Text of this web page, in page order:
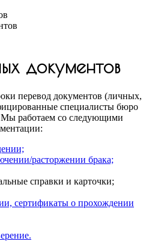
документов
перевод документов (личных,
специалисты бюро
Мы работаем со следующими
расторжении брака;
справки и карточки;
сертификаты о прохождении